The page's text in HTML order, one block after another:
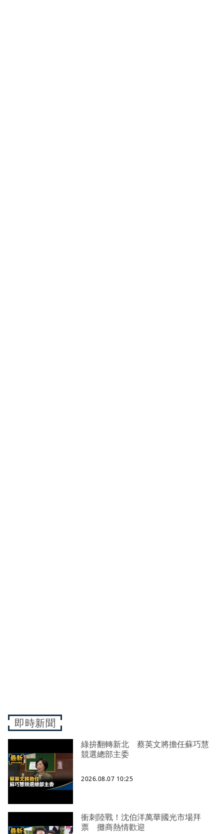
即時新聞
綠拚翻轉新北 蔡英文將擔任蘇巧慧
競選總部主委
2026.08.07 10:25
衝刺陸戰！沈伯洋萬華國光市場拜
票 攤商熱情歡迎